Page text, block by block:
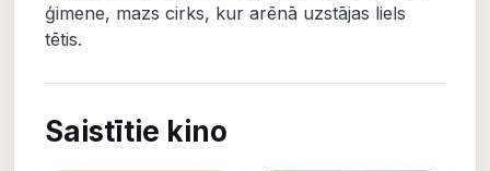
ģimene, mazs cirks, kur arēnā uzstājas liels
tētis.
Saistītie kino